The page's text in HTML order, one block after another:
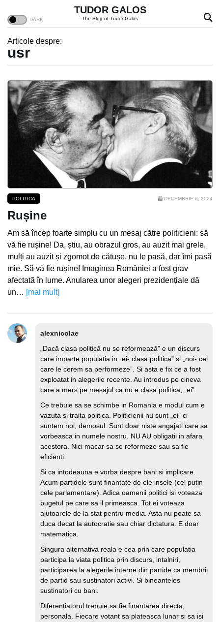
TUDOR GALOS
- The Blog of Tudor Galos -
Articole despre:
usr
POLITICA DECEMBRIE 6, 2024
Rușine
Am să încep foarte simplu cu un mesaj către politicieni: să
vă fie rușine! Da, știu, au obrazul gros, au auzit mai grele,
mulți au auzit și zgomot de cătușe, nu le pasă, dar îmi pasă
mie. Să vă fie rușine! Imaginea României a fost grav
afectată în lume. Anularea unor alegeri prezidențiale dă
un… [mai mult]
alexnicolae
„Dacă clasa politică nu se reformează” e un discurs
care imparte populatia in „ei- clasa politica” si „noi- cei
care le cerem sa performeze”. Si asta e fix ce a fost
exploatat in alegerile recente. Au introdus pe cineva
care a mers pe mesajul ca nu e clasa politica, „ei”.
Ce trebuie sa se schimbe in Romania e modul cum e
vazuta si traita politica. Politicienii nu sunt „ei” ci
suntem noi, demosul. Sunt doar niste angajati care sa
vorbeasca in numele nostru. NU AU obligatii in afara
acestora. Nici macar sa se reformeze sau sa fie
eficienti.
Si ca intodeauna e vorba despre bani si implicare.
Acum partidele sunt finantate de ele insele (cel putin
cele parlamentare). Adica oamenii politici isi voteaza
bugetul pe care sa il primeasca. Tot ei voteaza
ajutoarele de la stat pentru media. Asta nu poate sa
duca decat la autocratie sau chiar dictatura. E doar
matematica.
Singura alternativa reala e cea prin care populatia
participa la viata politica prin discurs, intalniri,
participarea la alegerile interne din partide ca membrii
de partid sau sustinatori activi. Si bineanteles
sustinatori cu bani.
Diferentiatorul trebuie sa fie finantarea directa,
personala. Fiecare votant sa plateasca lunar si sa isi